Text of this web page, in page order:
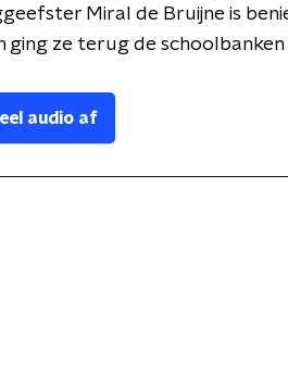
Miral de Bruijne is
ging ze terug de schoolbanken
audio af